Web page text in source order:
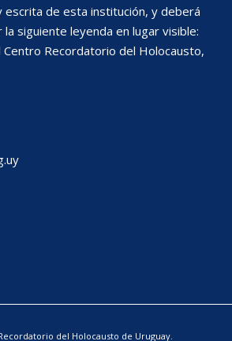
escrita de esta institución, y deberá
siguiente leyenda en lugar visible:
Centro Recordatorio del Holocausto,
del Holocausto de Uruguay.